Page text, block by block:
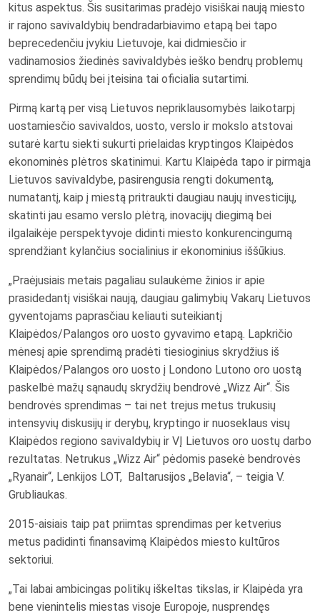
kitus aspektus. Šis susitarimas pradėjo visiškai naują miesto
ir rajono savivaldybių bendradarbiavimo etapą bei tapo
beprecedenčiu įvykiu Lietuvoje, kai didmiesčio ir
vadinamosios žiedinės savivaldybės ieško bendrų problemų
sprendimų būdų bei įteisina tai oficialia sutartimi.
Pirmą kartą per visą Lietuvos nepriklausomybės laikotarpį
uostamiesčio savivaldos, uosto, verslo ir mokslo atstovai
sutarė kartu siekti sukurti prielaidas kryptingos Klaipėdos
ekonominės plėtros skatinimui. Kartu Klaipėda tapo ir pirmąja
Lietuvos savivaldybe, pasirengusia rengti dokumentą,
numatantį, kaip į miestą pritraukti daugiau naujų investicijų,
skatinti jau esamo verslo plėtrą, inovacijų diegimą bei
ilgalaikėje perspektyvoje didinti miesto konkurencingumą
sprendžiant kylančius socialinius ir ekonominius iššūkius.
„Praėjusiais metais pagaliau sulaukėme žinios ir apie
prasidedantį visiškai naują, daugiau galimybių Vakarų Lietuvos
gyventojams paprasčiau keliauti suteikiantį
Klaipėdos/Palangos oro uosto gyvavimo etapą. Lapkričio
mėnesį apie sprendimą pradėti tiesioginius skrydžius iš
Klaipėdos/Palangos oro uosto į Londono Lutono oro uostą
paskelbė mažų sąnaudų skrydžių bendrovė „Wizz Air“. Šis
bendrovės sprendimas – tai net trejus metus trukusių
intensyvių diskusijų ir derybų, kryptingo ir nuoseklaus visų
Klaipėdos regiono savivaldybių ir VĮ Lietuvos oro uostų darbo
rezultatas. Netrukus „Wizz Air“ pėdomis pasekė bendrovės
„Ryanair“, Lenkijos LOT, Baltarusijos „Belavia“, – teigia V.
Grubliaukas.
2015-aisiais taip pat priimtas sprendimas per ketverius
metus padidinti finansavimą Klaipėdos miesto kultūros
sektoriui.
„Tai labai ambicingas politikų iškeltas tikslas, ir Klaipėda yra
bene vienintelis miestas visoje Europoje, nusprendęs